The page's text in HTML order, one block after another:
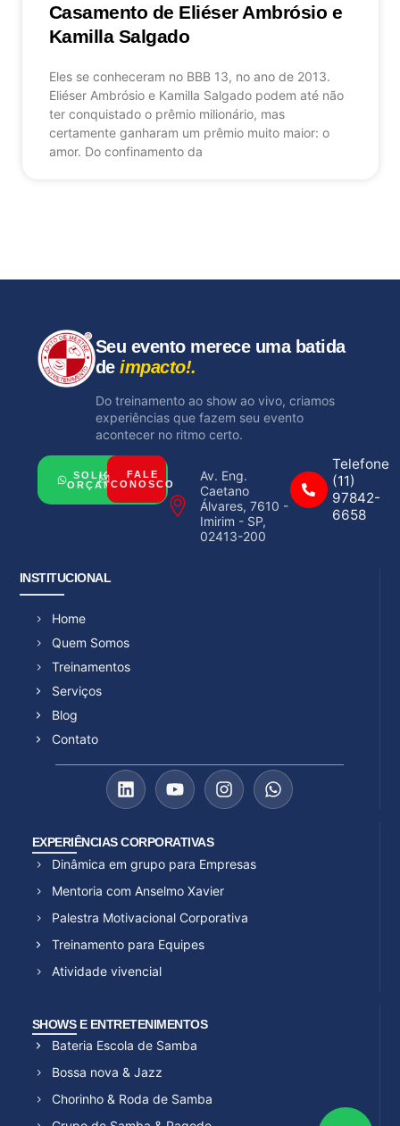
Casamento de Eliéser Ambrósio e
Kamilla Salgado
Eles se conheceram no BBB 13, no ano de 2013.
Eliéser Ambrósio e Kamilla Salgado podem até não
ter conquistado o prêmio milionário, mas
certamente ganharam um prêmio muito maior: o
amor. Do confinamento da
Seu evento merece uma batida
deimpacto!.
Do treinamento ao show ao vivo, criamos
experiências que fazem seu evento
acontecer no ritmo certo.
SOLICITAR
ORÇAMENTO
FALE
CONOSCO
Av. Eng.
Caetano
Álvares, 7610 -
Imirim - SP,
02413-200
Telefone
(11)
97842-
6658
INSTITUCIONAL
Home
Quem Somos
Treinamentos
Serviços
Blog
Contato
EXPERIÊNCIAS CORPORATIVAS
Dinâmica em grupo para Empresas
Mentoria com Anselmo Xavier
Palestra Motivacional Corporativa
Treinamento para Equipes
Atividade vivencial
SHOWS E ENTRETENIMENTOS
Bateria Escola de Samba
Bossa nova & Jazz
Chorinho & Roda de Samba